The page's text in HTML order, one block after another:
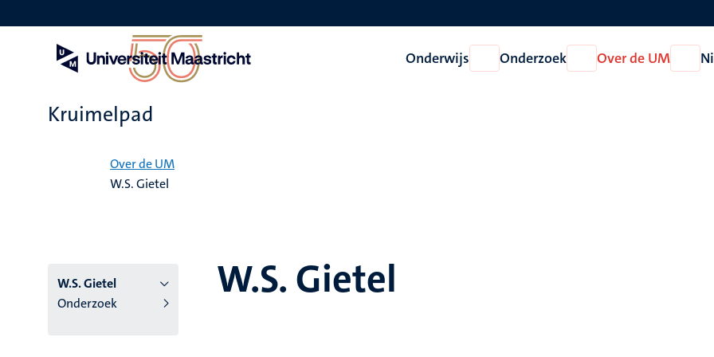
en
Onderwijs
Open
Onderwijs
Onderzoek
Open
Onderzoek
Over de UM
Open
Over
Kruimelpad
Over de UM
W.S. Gietel
W.S. Gietel
Onderzoek
W.S. Gietel